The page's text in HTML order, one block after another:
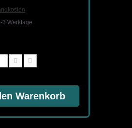
3 Werktage
Warenkorb